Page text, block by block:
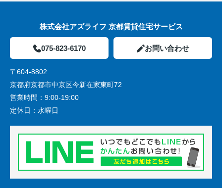
株式会社アズライフ 京都賃貸住宅サービス
075-823-6170 お問い合わせ
〒604-8802
京都府京都市中京区今新在家東町72
営業時間： 9:00-19:00
定休日： 水曜日